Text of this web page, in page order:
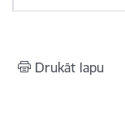
Drukāt lapu